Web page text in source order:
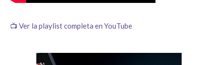
📺 Ver la playlist completa en YouTube